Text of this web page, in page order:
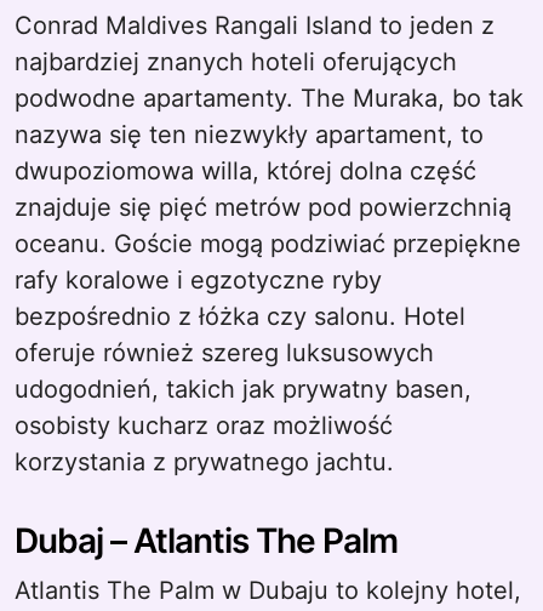
Conrad Maldives Rangali Island to jeden z
najbardziej znanych hoteli oferujących
podwodne apartamenty. The Muraka, bo tak
nazywa się ten niezwykły apartament, to
dwupoziomowa willa, której dolna część
znajduje się pięć metrów pod powierzchnią
oceanu. Goście mogą podziwiać przepiękne
rafy koralowe i egzotyczne ryby
bezpośrednio z łóżka czy salonu. Hotel
oferuje również szereg luksusowych
udogodnień, takich jak prywatny basen,
osobisty kucharz oraz możliwość
korzystania z prywatnego jachtu.
Dubaj – Atlantis The Palm
Atlantis The Palm w Dubaju to kolejny hotel,